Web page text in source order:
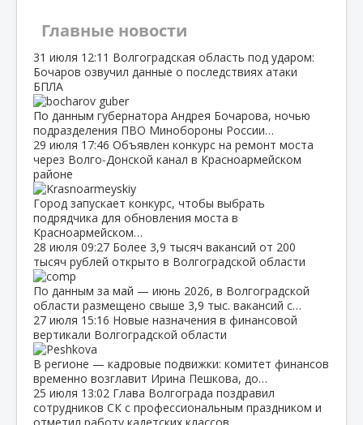
Главные новости
31 июля 12:11 Волгоградская область под ударом:
Бочаров озвучил данные о последствиях атаки
БПЛА
По данным губернатора Андрея Бочарова, ночью
подразделения ПВО Минобороны России…
29 июля 17:46 Объявлен конкурс на ремонт моста
через Волго‑Донской канал в Красноармейском
районе
Город запускает конкурс, чтобы выбрать
подрядчика для обновления моста в
Красноармейском…
28 июля 09:27 Более 3,9 тысяч вакансий от 200
тысяч рублей открыто в Волгоградской области
По данным за май — июнь 2026, в Волгоградской
области размещено свыше 3,9 тыс. вакансий с…
27 июля 15:16 Новые назначения в финансовой
вертикали Волгоградской области
В регионе — кадровые подвижки: комитет финансов
временно возглавит Ирина Пешкова, до…
25 июля 13:02 Глава Волгограда поздравил
сотрудников СК с профессиональным праздником и